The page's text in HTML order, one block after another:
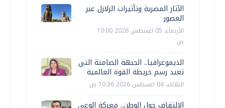
الآثار المصرية وتأثيرات الزلازل عبر
العصور
الأربعاء، 05 اغسطس 2026 10:00
ص
الديموغرافيا.. الجبهة الصامتة التي
تعيد رسم خريطة القوة العالمية
الثلاثاء، 04 اغسطس 2026 10:36 ص
الالتفاف حول الوطن.. معركة الوعي